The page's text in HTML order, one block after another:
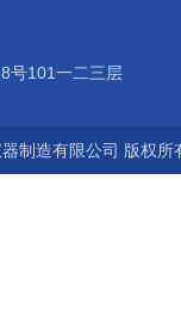
号101一二三层
制造有限公司 版权